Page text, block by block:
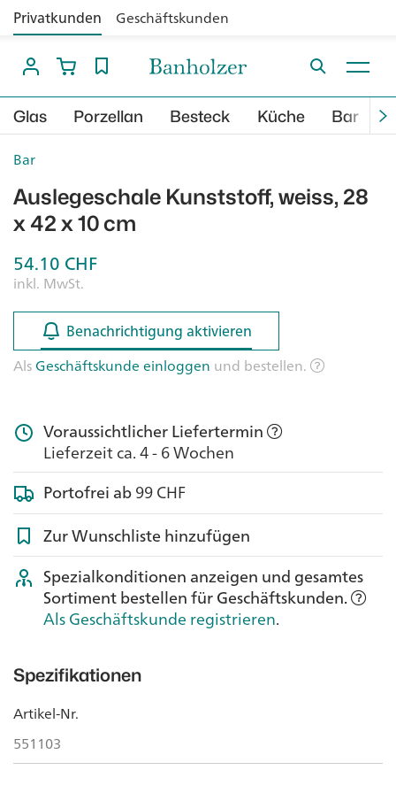
Privatkunden Geschäftskunden
Glas Porzellan Besteck Küche Bar
Bar
Auslegeschale Kunststoff, weiss, 28
x 42 x 10 cm
54.10 CHF
inkl. MwSt.
Benachrichtigung aktivieren
Benachrichtigung aktivieren
AlsGeschäftskunde einloggen und bestellen.
Voraussichtlicher Liefertermin
Lieferzeit ca. 4 - 6 Wochen
Portofrei ab99 CHF
Zur Wunschliste hinzufügen
Spezialkonditionen anzeigen und gesamtes
Sortiment bestellen für Geschäftskunden.
Als Geschäftskunde registrieren.
Spezifikationen
Artikel-Nr.
551103